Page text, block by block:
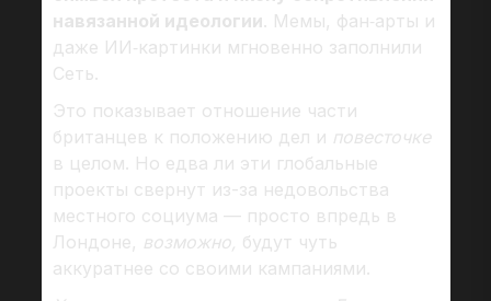
навязанной идеологии. Мемы, фан‑арты и
даже ИИ‑картинки мгновенно заполнили
Сеть.
Это показывает отношение части
британцев к положению дел и повесточке
в целом. Но едва ли эти глобальные
проекты свернут из-за недовольства
местного социума — просто впредь в
Лондоне, возможно, будут чуть
аккуратнее со своими кампаниями.